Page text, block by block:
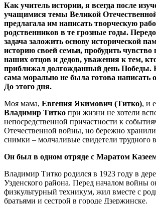
Как учитель истории, я всегда после
учащимися темы Великой
предлагала им написать творческую
родственников в те грозные годы.
задача заложить основу исторической
историю своей семьи, пробудить чувство
наших отцов и дедов, уважения к тем,
приближал долгожданный день Победы.
сама морально не была готова написать
До этого дня.
Моя мама, Евгения Якимович (Титко), и
Владимир Титко при жизни не хотели
непосредственной причастности к
Отечественной войны, но бережно
снимки – молчаливые свидетели трудного
Он был в одном отряде с Маратом
Владимир Титко родился в 1923 году в
Узденского района. Перед началом войны
физкультурный техникум, жил вместе с
братьями и сестрой в городе Дзержинске.